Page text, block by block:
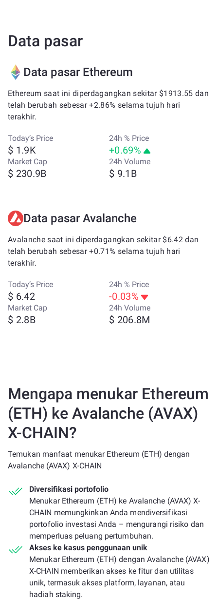
Data pasar
Data pasar Ethereum
Ethereum saat ini diperdagangkan sekitar $1913.55 dan
telah berubah sebesar +2.86% selama tujuh hari
terakhir.
Today’s Price
$ 1.9K
24h % Price
+0.69%
Market Cap
$ 230.9B
24h Volume
$ 9.1B
Data pasar Avalanche
Avalanche saat ini diperdagangkan sekitar $6.42 dan
telah berubah sebesar +0.71% selama tujuh hari
terakhir.
Today’s Price
$ 6.42
24h % Price
-0.03%
Market Cap
$ 2.8B
24h Volume
$ 206.8M
Mengapa menukar Ethereum
(ETH) ke Avalanche (AVAX)
X-CHAIN?
Temukan manfaat menukar Ethereum (ETH) dengan
Avalanche (AVAX) X-CHAIN
Diversifikasi portofolio
Menukar Ethereum (ETH) ke Avalanche (AVAX) X-
CHAIN memungkinkan Anda mendiversifikasi
portofolio investasi Anda – mengurangi risiko dan
memperluas peluang pertumbuhan.
Akses ke kasus penggunaan unik
Menukar Ethereum (ETH) dengan Avalanche (AVAX)
X-CHAIN memberikan akses ke fitur dan utilitas
unik, termasuk akses platform, layanan, atau
hadiah staking.